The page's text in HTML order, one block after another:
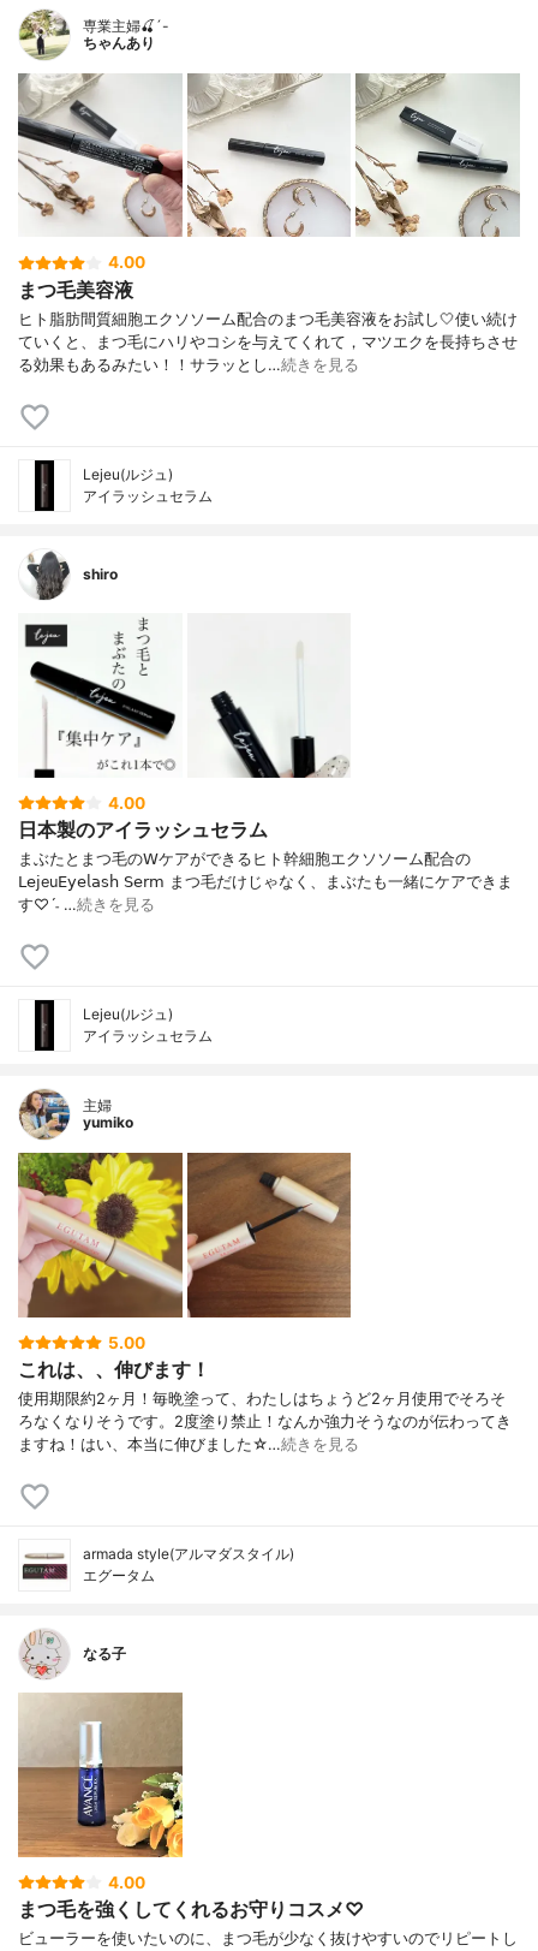
専業主婦🍒´-
ちゃんあり
4.00
まつ毛美容液
ヒト脂肪間質細胞エクソソーム配合のまつ毛美容液をお試し🤍使い続け
ていくと、まつ毛にハリやコシを与えてくれて，マツエクを長持ちさせ
る効果もあるみたい！！サラッとし…続きを見る
Lejeu(ルジュ)
アイラッシュセラム
shiro
4.00
日本製のアイラッシュセラム
まぶたとまつ毛の𝖶ケアができるヒト幹細胞エクソソーム配合の
𝖫𝖾𝗃eu𝖤𝗒𝖾𝗅𝖺𝗌𝗁 𝖲𝖾𝗋𝗆 まつ毛だけじゃなく、まぶたも一緒にケアできま
す♡ˊ˗ …続きを見る
Lejeu(ルジュ)
アイラッシュセラム
主婦
yumiko
5.00
これは、、伸びます！
使用期限約2ヶ月！毎晩塗って、わたしはちょうど2ヶ月使用でそろそ
ろなくなりそうです。2度塗り禁止！なんか強力そうなのが伝わってき
ますね！はい、本当に伸びました☆…続きを見る
armada style(アルマダスタイル)
エグータム
なる子
4.00
まつ毛を強くしてくれるお守りコスメ♡
ビューラーを使いたいのに、まつ毛が少なく抜けやすいのでリピートし